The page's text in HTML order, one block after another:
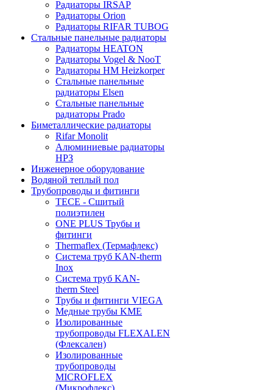
Радиаторы IRSAP
Радиаторы Orion
Радиаторы RIFAR TUBOG
Стальные панельные радиаторы
Радиаторы HEATON
Радиаторы Vogel & NooT
Радиаторы HM Heizkorper
Стальные панельные
радиаторы Elsen
Стальные панельные
радиаторы Prado
Биметаллические радиаторы
Rifar Monolit
Алюминиевые радиаторы
НРЗ
Инженерное оборудование
Водяной теплый пол
Трубопроводы и фитинги
ТЕСЕ - Сшитый
полиэтилен
ONE PLUS Трубы и
фитинги
Thermaflex (Термафлекс)
Система труб KAN-therm
Inox
Система труб KAN-
therm Steel
Трубы и фитинги VIEGA
Медные трубы KME
Изолированные
трубопроводы FLEXALEN
(Флексален)
Изолированные
трубопроводы
MICROFLEX
(Микрофлекс)